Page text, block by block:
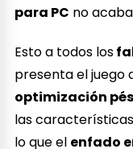
para PC no
Esto a todos los
presenta el juego
optimización
las
lo que el enfado